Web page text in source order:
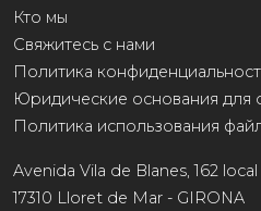
Кто мы
Свяжитесь с нами
Политика
Юридические основания для
Политика использования
Avenida Vila de Blanes, 162 local
17310 Lloret de Mar - GIRONA